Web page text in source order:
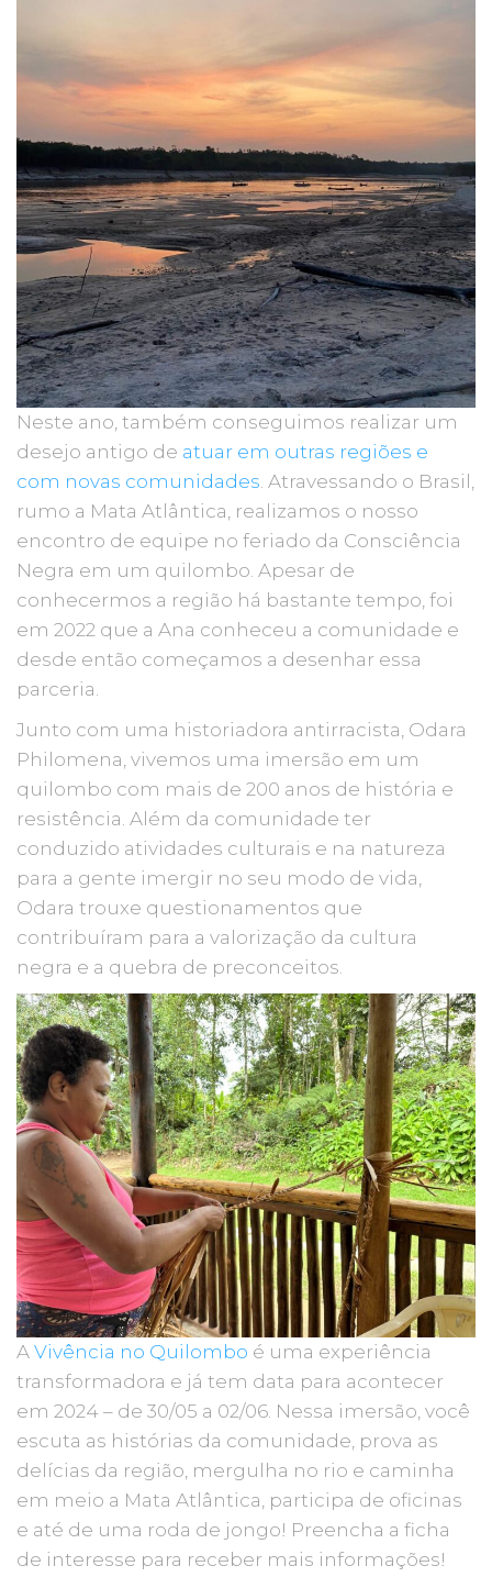
Neste ano, também conseguimos realizar um
desejo antigo de atuar em outras regiões e
com novas comunidades . Atravessando o Brasil,
rumo a Mata Atlântica, realizamos o nosso
encontro de equipe no feriado da Consciência
Negra em um quilombo. Apesar de
conhecermos a região há bastante tempo, foi
em 2022 que a Ana conheceu a comunidade e
desde então começamos a desenhar essa
parceria.
Junto com uma historiadora antirracista, Odara
Philomena, vivemos uma imersão em um
quilombo com mais de 200 anos de história e
resistência. Além da comunidade ter
conduzido atividades culturais e na natureza
para a gente imergir no seu modo de vida,
Odara trouxe questionamentos que
contribuíram para a valorização da cultura
negra e a quebra de preconceitos.
A Vivência no Quilombo é uma experiência
transformadora e já tem data para acontecer
em 2024 – de 30/05 a 02/06. Nessa imersão, você
escuta as histórias da comunidade, prova as
delícias da região, mergulha no rio e caminha
em meio a Mata Atlântica, participa de oficinas
e até de uma roda de jongo! Preencha a ficha
de interesse para receber mais informações!